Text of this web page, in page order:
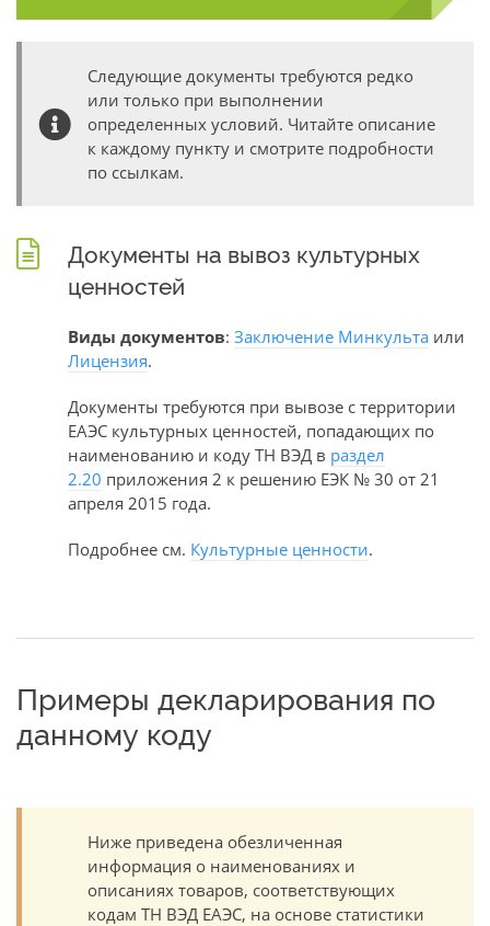
Следующие документы требуются редко
или только при выполнении
определенных условий. Читайте описание
к каждому пункту и смотрите подробности
по ссылкам.
Документы на вывоз культурных
ценностей
Виды документов: Заключение Минкульта или
Лицензия.
Документы требуются при вывозе с территории
ЕАЭС культурных ценностей, попадающих по
наименованию и коду ТН ВЭД в раздел
2.20 приложения 2 к решению ЕЭК № 30 от 21
апреля 2015 года.
Подробнее см. Культурные ценности.
Примеры декларирования по
данному коду
Ниже приведена обезличенная
информация о наименованиях и
описаниях товаров, соответствующих
кодам ТН ВЭД ЕАЭС, на основе статистики